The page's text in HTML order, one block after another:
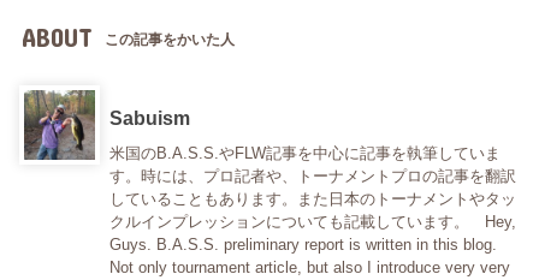
ABOUT この記事をかいた人
Sabuism
米国のB.A.S.S.やFLW記事を中心に記事を執筆していま
す。時には、プロ記者や、トーナメントプロの記事を翻訳
していることもあります。また日本のトーナメントやタッ
クルインプレッションについても記載しています。 Hey,
Guys. B.A.S.S. preliminary report is written in this blog.
Not only tournament article, but also I introduce very very